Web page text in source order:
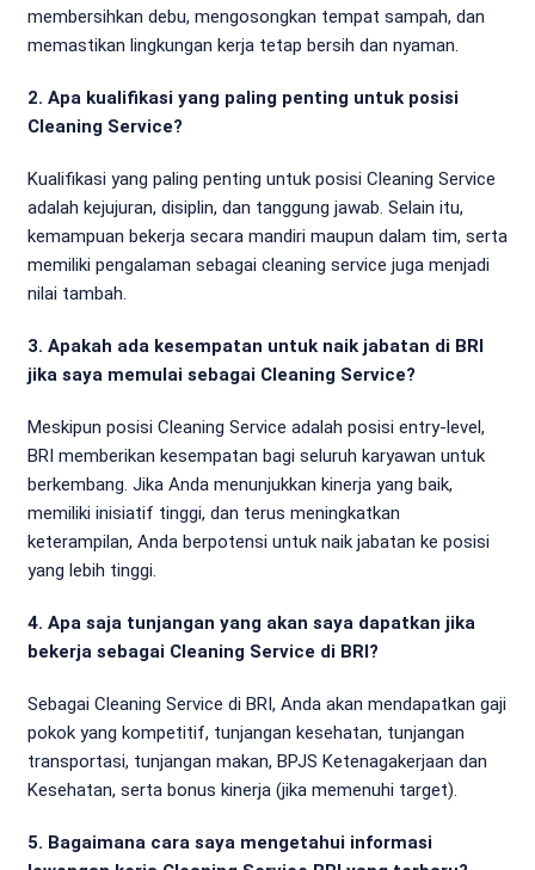
membersihkan debu, mengosongkan tempat sampah, dan
memastikan lingkungan kerja tetap bersih dan nyaman.
2. Apa kualifikasi yang paling penting untuk posisi
Cleaning Service?
Kualifikasi yang paling penting untuk posisi Cleaning Service
adalah kejujuran, disiplin, dan tanggung jawab. Selain itu,
kemampuan bekerja secara mandiri maupun dalam tim, serta
memiliki pengalaman sebagai cleaning service juga menjadi
nilai tambah.
3. Apakah ada kesempatan untuk naik jabatan di BRI
jika saya memulai sebagai Cleaning Service?
Meskipun posisi Cleaning Service adalah posisi entry-level,
BRI memberikan kesempatan bagi seluruh karyawan untuk
berkembang. Jika Anda menunjukkan kinerja yang baik,
memiliki inisiatif tinggi, dan terus meningkatkan
keterampilan, Anda berpotensi untuk naik jabatan ke posisi
yang lebih tinggi.
4. Apa saja tunjangan yang akan saya dapatkan jika
bekerja sebagai Cleaning Service di BRI?
Sebagai Cleaning Service di BRI, Anda akan mendapatkan gaji
pokok yang kompetitif, tunjangan kesehatan, tunjangan
transportasi, tunjangan makan, BPJS Ketenagakerjaan dan
Kesehatan, serta bonus kinerja (jika memenuhi target).
5. Bagaimana cara saya mengetahui informasi